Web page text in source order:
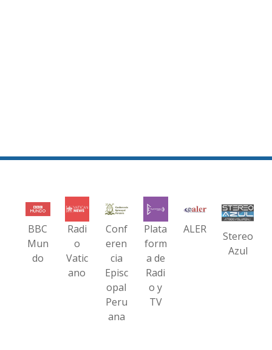
BBC
Mun
do
Radi
o
Vatic
ano
Conf
eren
cia
Episc
opal
Peru
ana
Plata
form
a de
Radi
o y
TV
ALER
Stereo
Azul